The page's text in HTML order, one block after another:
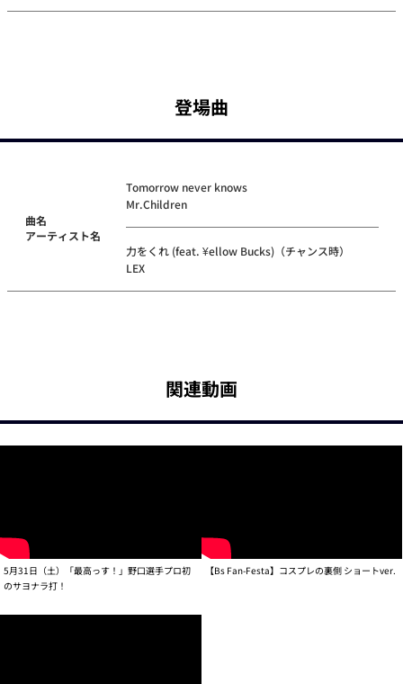
登場曲
曲名
アーティスト名
Tomorrow never knows
Mr.Children
力をくれ (feat. ¥ellow Bucks)（チャンス時）
LEX
関連動画
5月31日（土）「最高っす！」野口選手プロ初
のサヨナラ打！
【Bs Fan-Festa】コスプレの裏側 ショートver.